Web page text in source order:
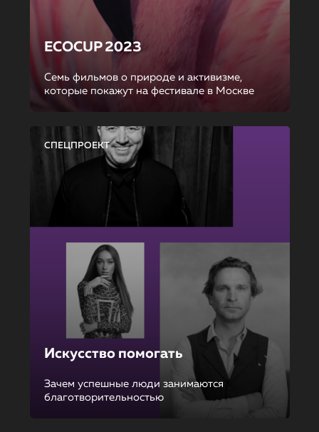
ECOCUP 2023
Семь фильмов о природе и активизме,
которые покажут на фестивале в Москве
СПЕЦПРОЕКТ
Искусство помогать
Зачем успешные люди занимаются
благотворительностью